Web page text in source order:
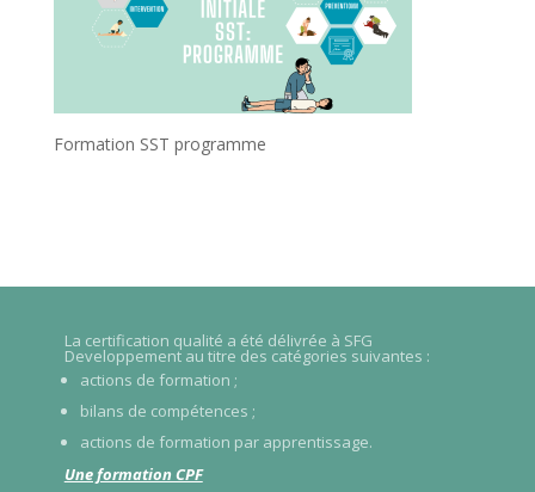
Formation SST programme
La certification qualité a été délivrée à SFG
Developpement au titre des catégories suivantes :
actions de formation ;
bilans de compétences ;
actions de formation par apprentissage.
Une formation CPF